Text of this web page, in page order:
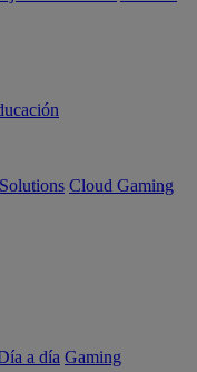
Cloud Gaming
a día Gaming